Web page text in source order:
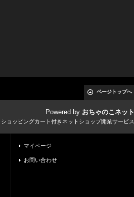
ページトップへ
Powered by おちゃのこネット
ョッピングカート付きネットショップ開業サービス
マイページ
お問い合わせ